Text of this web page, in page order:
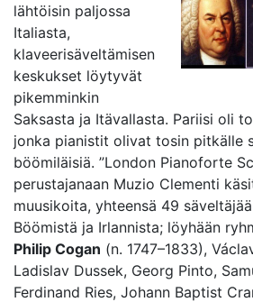
lähtöisin paljossa
Italiasta,
klaveerisäveltämisen
keskukset löytyvät
pikemminkin
Saksasta ja Itävallasta. Pariisi oli
jonka pianistit olivat tosin pitkälle
böömiläisiä. ”London Pianoforte
perustajanaan Muzio Clementi
muusikoita, yhteensä 49
Böömistä ja Irlannista; löyhään
Philip Cogan (n. 1747–1833),
Ladislav Dussek, Georg Pinto,
Ferdinand Ries, Johann Baptist